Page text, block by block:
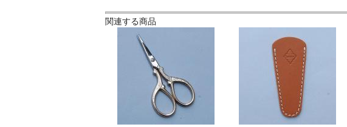
関連する商品